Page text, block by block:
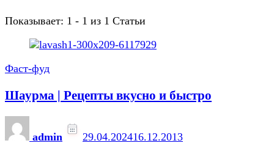
Показывает: 1 - 1 из 1 Статьи
Фаст-фуд
Шаурма | Рецепты вкусно и быстро
admin 29.04.202416.12.2013